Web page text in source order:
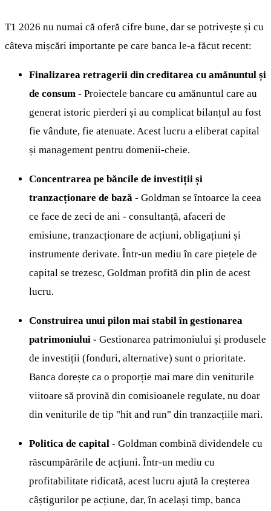
T1 2026 nu numai că oferă cifre bune, dar se potrivește și cu
câteva mișcări importante pe care banca le-a făcut recent:
Finalizarea retragerii din creditarea cu amănuntul și
de consum - Proiectele bancare cu amănuntul care au
generat istoric pierderi și au complicat bilanțul au fost
fie vândute, fie atenuate. Acest lucru a eliberat capital
și management pentru domenii-cheie.
Concentrarea pe băncile de investiții și
tranzacționare de bază - Goldman se întoarce la ceea
ce face de zeci de ani - consultanță, afaceri de
emisiune, tranzacționare de acțiuni, obligațiuni și
instrumente derivate. Într-un mediu în care piețele de
capital se trezesc, Goldman profită din plin de acest
lucru.
Construirea unui pilon mai stabil în gestionarea
patrimoniului - Gestionarea patrimoniului și produsele
de investiții (fonduri, alternative) sunt o prioritate.
Banca dorește ca o proporție mai mare din veniturile
viitoare să provină din comisioanele regulate, nu doar
din veniturile de tip "hit and run" din tranzacțiile mari.
Politica de capital - Goldman combină dividendele cu
răscumpărările de acțiuni. Într-un mediu cu
profitabilitate ridicată, acest lucru ajută la creșterea
câștigurilor pe acțiune, dar, în același timp, banca